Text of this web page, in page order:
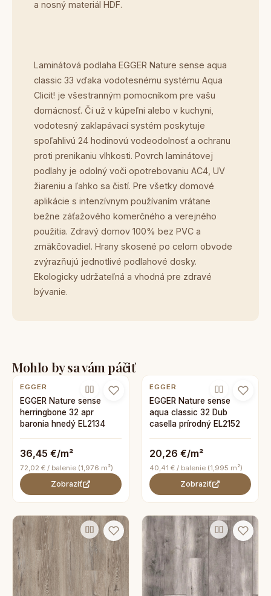
a nosný materiál HDF.
Laminátová podlaha EGGER Nature sense aqua
classic 33 vďaka vodotesnému systému Aqua
Clicit! je všestranným pomocníkom pre vašu
domácnosť. Či už v kúpeľni alebo v kuchyni,
vodotesný zaklapávací systém poskytuje
spoľahlivú 24 hodinovú vodeodolnosť a ochranu
proti prenikaniu vlhkosti. Povrch laminátovej
podlahy je odolný voči opotrebovaniu AC4, UV
žiareniu a ľahko sa čistí. Pre všetky domové
aplikácie s intenzívnym používaním vrátane
bežne záťažového komerčného a verejného
použitia. Zdravý domov 100% bez PVC a
zmäkčovadiel. Hrany skosené po celom obvode
zvýrazňujú jednotlivé podlahové dosky.
Ekologicky udržateľná a vhodná pre zdravé
bývanie.
Mohlo by sa vám páčiť
EGGER
EGGER Nature sense
herringbone 32 apr
baronia hnedý EL2134
36,45 €/m²
72,02 € / balenie (1,976 m²)
Zobraziť
EGGER
EGGER Nature sense
aqua classic 32 Dub
casella prírodný EL2152
20,26 €/m²
40,41 € / balenie (1,995 m²)
Zobraziť